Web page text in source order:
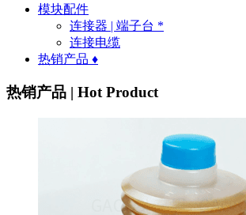
模块配件
连接器 | 端子台 *
连接电缆
热销产品 ♦
热销产品 | Hot Product